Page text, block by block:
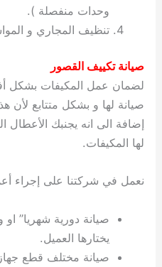
وحدات منفصلة ).
تنظيف المجاري و
صيانة تكييف القصور
لضمان عمل المكيفات بشكل
صيانة لها و بشكل متتابع لأن
إضافة الى انه يجنبك الأعطال
لها المكيفات.
نعمل في شركتنا على إجراء
صيانة دورية شهريا” او
يختارها العميل.
صيانة مختلف قطع